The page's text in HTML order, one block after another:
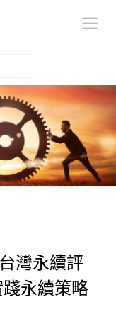
灣永續評
永續策略